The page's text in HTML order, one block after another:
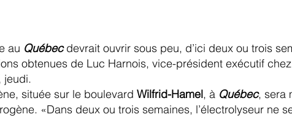
au Québecdevrait ouvrir sous peu, d’ici deux ou trois
obtenues de Luc Harnois, vice-président exécutif
jeudi.
située sur le boulevard Wilfrid-Hamel, à Québec, sera
«Dans deux ou trois semaines, l’électrolyseur ne